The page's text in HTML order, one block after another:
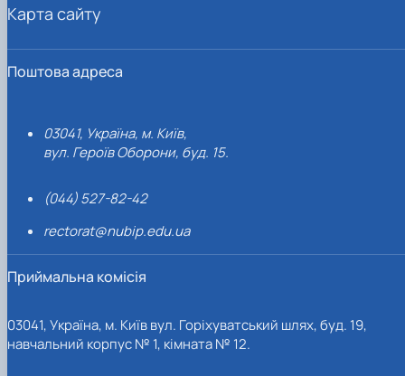
Поштова адреса
03041, Україна, м. Київ,
вул. Героїв Оборони, буд. 15.
(044) 527-82-42
rectorat@nubip.edu.ua
Приймальна комісія
03041, Україна, м. Київ вул. Горіхуватський шлях, буд. 19,
навчальний корпус № 1, кімната № 12.
Карта сайту